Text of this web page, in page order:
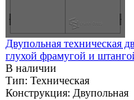
Двупольная техническая
глухой фрамугой и
В наличии
Тип: Техническая
Конструкция: Двупольная